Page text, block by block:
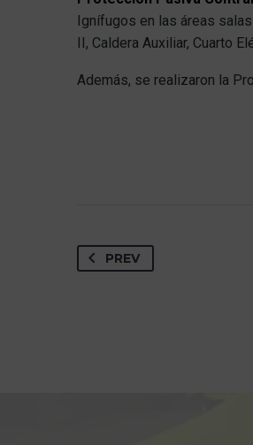
Ignífugos en las áreas
II, Caldera Auxiliar, Cuarto
Además, se realizaron la
PREV